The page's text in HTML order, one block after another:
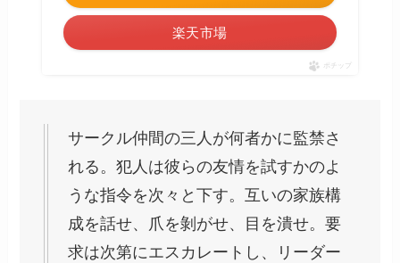
楽天市場
ポチップ
サークル仲間の三人が何者かに監禁さ
れる。犯人は彼らの友情を試すかのよ
うな指令を次々と下す。互いの家族構
成を話せ、爪を剝がせ、目を潰せ。要
求は次第にエスカレートし、リーダー